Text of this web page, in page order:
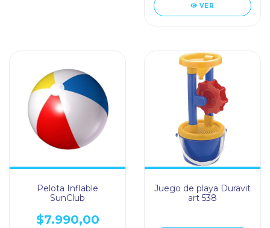
VER
Pelota Inflable
SunClub
$7.990,00
Juego de playa Duravit
art 538